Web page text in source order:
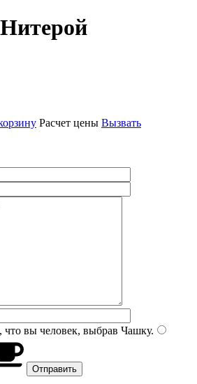
Расчет цены Вызвать
вы человек, выбрав Чашку.